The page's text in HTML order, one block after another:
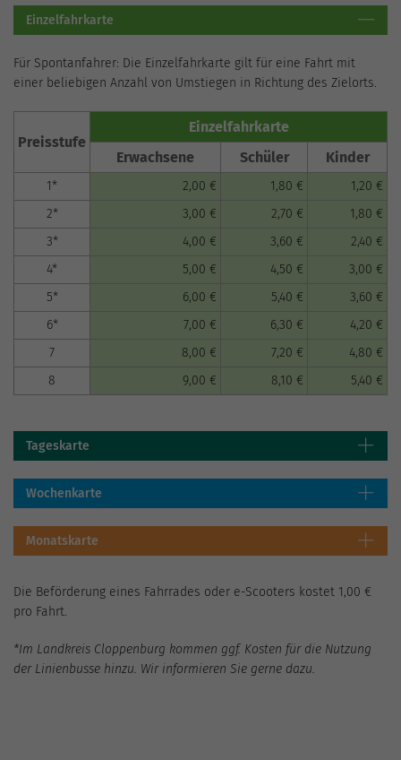
Einzelfahrkarte
Für Spontanfahrer: Die Einzelfahrkarte gilt für eine Fahrt mit
einer beliebigen Anzahl von Umstiegen in Richtung des Zielorts.
Preisstufe
Einzelfahrkarte
Erwachsene
Schüler Kinder
1* 2,00 € 1,80 €
1,20 €
2*
3,00 € 2,70 €
1,80 €
3*
4,00 € 3,60 €
2,40 €
4*
5,00 € 4,50 €
3,00 €
5*
6,00 € 5,40 €
3,60 €
6*
7,00 € 6,30 €
4,20 €
7
8,00 € 7,20 €
4,80 €
8
9,00 € 8,10 € 5,40 €
Tageskarte
Wochenkarte
Monatskarte
Die Beförderung eines Fahrrades oder e-Scooters kostet 1,00 €
pro Fahrt.
*Im Landkreis Cloppenburg kommen ggf. Kosten für die Nutzung
der Linienbusse hinzu. Wir informieren Sie gerne dazu.